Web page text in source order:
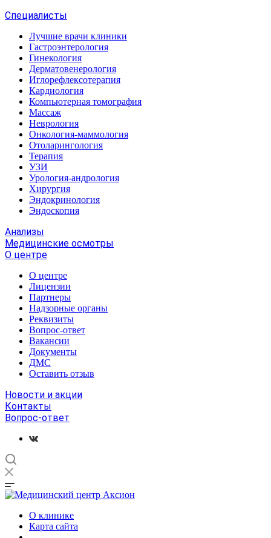
Специалисты
Лучшие врачи клиники
Гастроэнтерология
Гинекология
Дерматовенерология
Иглорефлексотерапия
Кардиология
Компьютерная томография
Массаж
Неврология
Онкология-маммология
Отоларингология
Терапия
УЗИ
Урология-андрология
Хирургия
Эндокринология
Эндоскопия
Анализы
Медицинские осмотры
О центре
О центре
Лицензии
Партнеры
Надзорные органы
Реквизиты
Вопрос-ответ
Вакансии
Документы
ДМС
Оставить отзыв
Новости и акции
Контакты
Вопрос-ответ
О клинике
Карта сайта